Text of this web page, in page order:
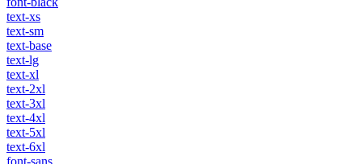
text-xs
text-sm
text-base
text-lg
text-xl
text-2xl
text-3xl
text-4xl
text-5xl
text-6xl
font-sans